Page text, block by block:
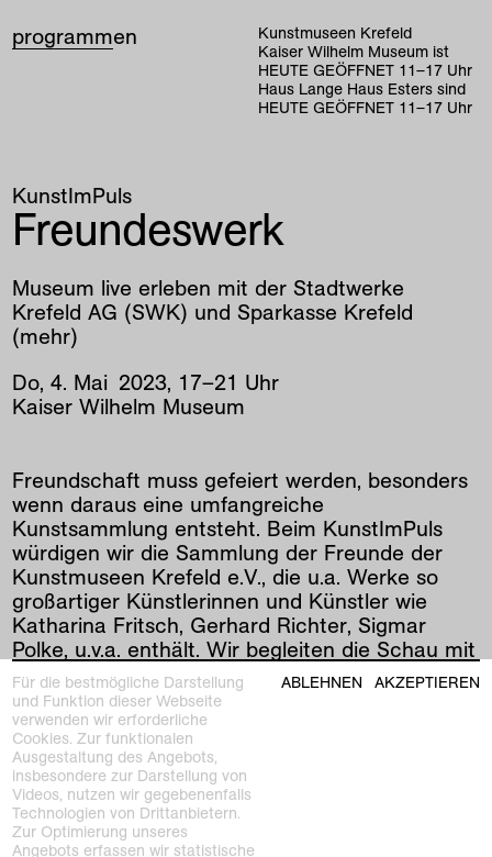
programmen
Kunstmuseen Krefeld
Kaiser Wilhelm Museum ist
HEUTE GEÖFFNET 11–17 Uhr
Haus Lange Haus Esters sind
HEUTE GEÖFFNET 11–17 Uhr
KunstImPuls
Freundeswerk
Museum live erleben mit der Stadtwerke
Krefeld AG (SWK) und Sparkasse Krefeld
(mehr)
Do,4. Mai 2023, 17–21 Uhr
Kaiser Wilhelm Museum
Freundschaft muss gefeiert werden, besonders
wenn daraus eine umfangreiche
Kunstsammlung entsteht. Beim KunstImPuls
würdigen wir die Sammlung der Freunde der
Kunstmuseen Krefeld e.V., die u.a. Werke so
großartiger Künstlerinnen und Künstler wie
Katharina Fritsch, Gerhard Richter, Sigmar
Polke, u.v.a. enthält. Wir begleiten die Schau mit
Themenführungen, Kunstworkshops für Groß
und Klein, Live-Musik und einem Kunst-Quiz.
vorherige|
Für die bestmögliche Darstellung
und Funktion dieser Webseite
verwenden wir erforderliche
Cookies. Zur funktionalen
Ausgestaltung des Angebots,
insbesondere zur Darstellung von
Videos, nutzen wir gegebenenfalls
Technologien von Drittanbietern.
Zur Optimierung unseres
Angebots erfassen wir statistische
ABLEHNEN AKZEPTIEREN